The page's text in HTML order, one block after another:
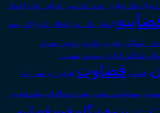
اسناد_تجاری اعاده_دادرسی اعتراض_ثالث اعسار
انتقال_مال_غیر انحلال_نکاح بانک بیمه
خلع_ید داوری دعاوی_تصرف
عدالت اداری سقوط_تعهدات
قضات قضاوت قوانین_و_مقررات
مسئولیت_مدنی مشروح مذاکرات نظام قضایی